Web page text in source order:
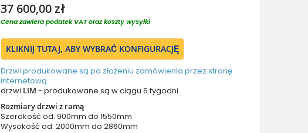
Drzwi z prawym naświetlem
Drzwi z górnym i lewym naświetlem
Drzwi z górnym i prawym naświetlem
Drzwi z lewym, prawym i górnym naświetlem
37 600,00 zł
Cena zawiera podatek VAT oraz koszty wysyłki
KLIKNIJ TUTAJ, ABY WYBRAĆ KONFIGURACJĘ
Drzwi produkowane są po złożeniu zamówienia przez stronę
internetową.
drzwi LIM - produkowane są w ciągu 6 tygodni
Rozmiary drzwi z ramą
Szerokość od: 900mm do 1550mm
Wysokość od: 2000mm do 2860mm